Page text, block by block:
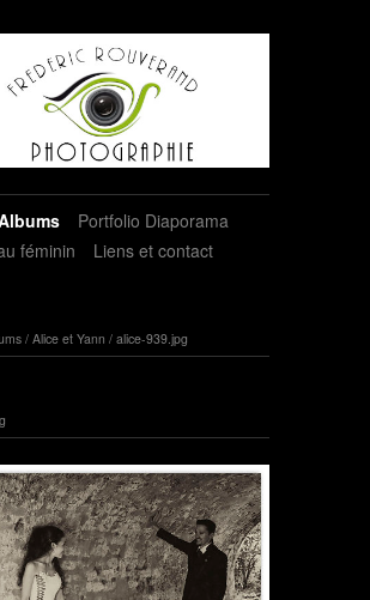
Portfolio Diaporama
féminin
Liens et contact
/ Alice et Yann / alice-939.jpg